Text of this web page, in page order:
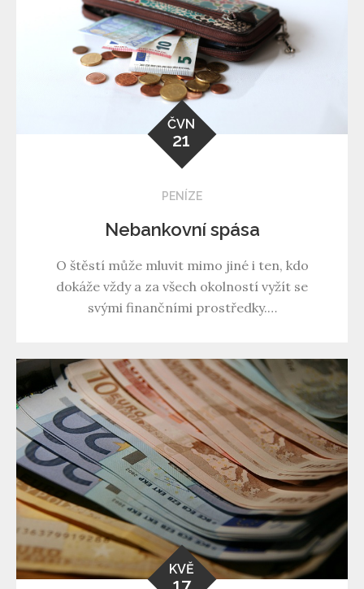
ČVN
21
PENÍZE
Nebankovní spása
O štěstí může mluvit mimo jiné i ten, kdo
dokáže vždy a za všech okolností vyžít se
svými finančními prostředky.…
KVĚ